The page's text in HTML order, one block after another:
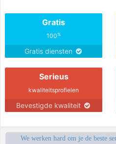
Gratis
100%
Gratis diensten
Serieus
kwaliteitsprofielen
Bevestigde kwaliteit
We werken hard om je de beste